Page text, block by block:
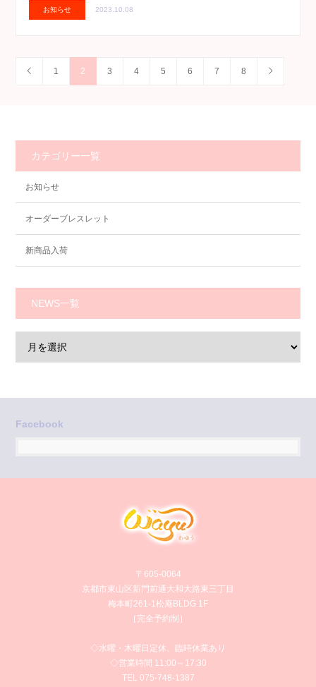
お知らせ 2023.10.08
1 2 3 4 5 6 7 8
カテゴリー一覧
お知らせ
オーダーブレスレット
新商品入荷
NEWS一覧
Facebook
〒605-0064
京都市東山区新門前通大和大路東三丁目
梅本町261-1松庵BLDG 1F
［完全予約制］
◇水曜・木曜日定休、臨時休業あり
◇営業時間 11:00～17:30
TEL 075-748-1387